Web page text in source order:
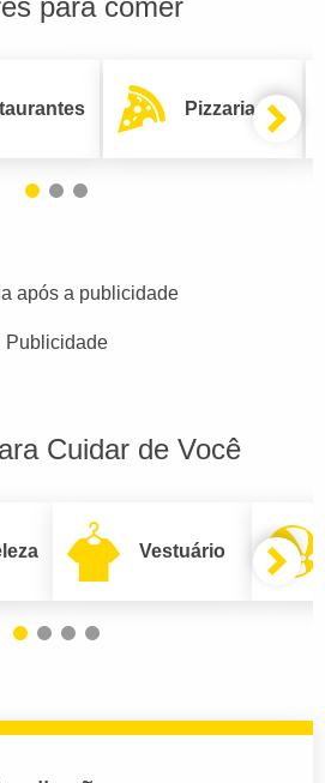
Pizzarias
após a publicidade
Publicidade
Cuidar de Você
Vestuário